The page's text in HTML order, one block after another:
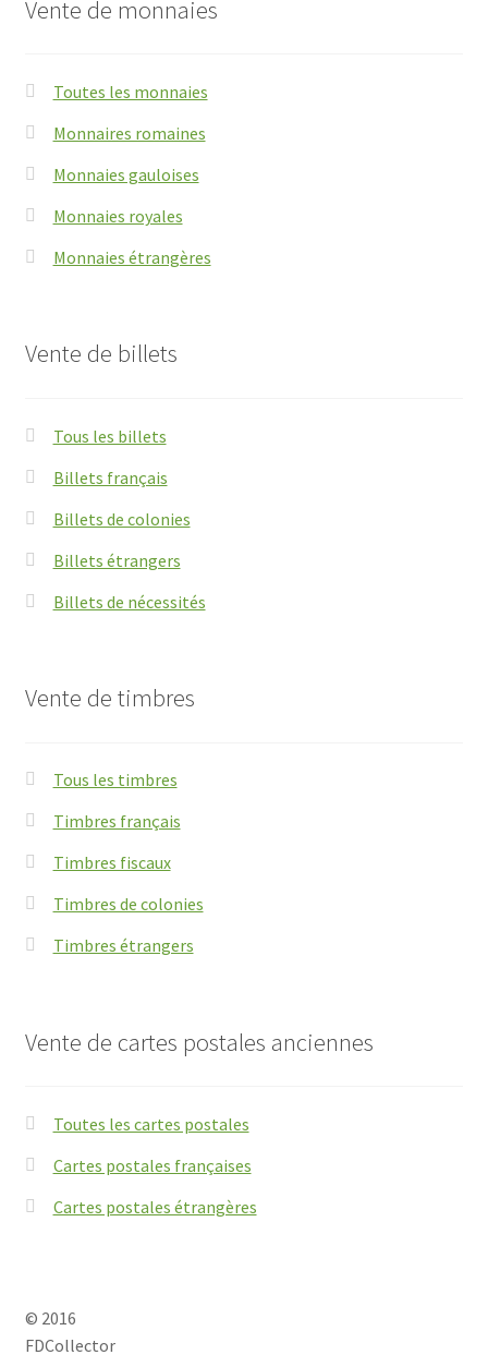
Vente de monnaies
Toutes les monnaies
Monnaires romaines
Monnaies gauloises
Monnaies royales
Monnaies étrangères
Vente de billets
Tous les billets
Billets français
Billets de colonies
Billets étrangers
Billets de nécessités
Vente de timbres
Tous les timbres
Timbres français
Timbres fiscaux
Timbres de colonies
Timbres étrangers
Vente de cartes postales anciennes
Toutes les cartes postales
Cartes postales françaises
Cartes postales étrangères
© 2016
FDCollector